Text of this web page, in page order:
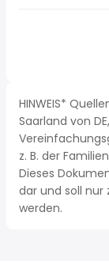
HINWEIS*
Saarland von
z. B. der
Dieses
dar und soll nur
werden.